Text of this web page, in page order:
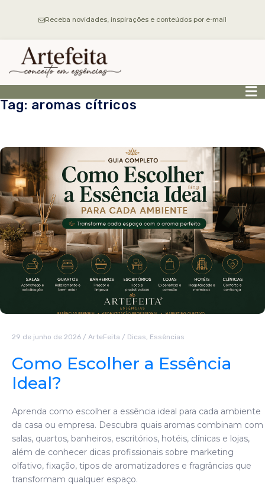
Receba novidades, inspirações e conteúdos por e-mail
Tag: aromas cítricos
29 de junho de 2026 / ArteFeita / Dicas, Essências
Como Escolher a Essência
Ideal?
Aprenda como escolher a essência ideal para cada ambiente
da casa ou empresa. Descubra quais aromas combinam com
salas, quartos, banheiros, escritórios, hotéis, clínicas e lojas,
além de conhecer dicas profissionais sobre marketing
olfativo, fixação, tipos de aromatizadores e fragrâncias que
transformam qualquer espaço.